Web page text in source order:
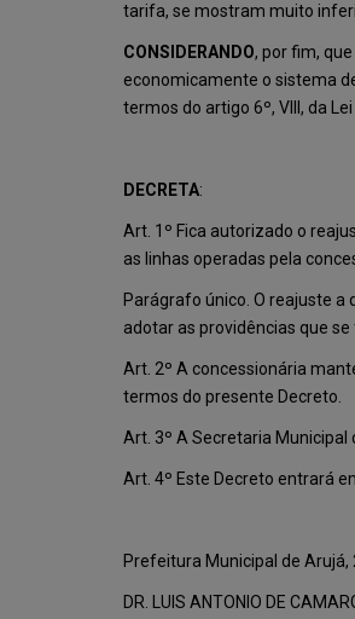
tarifa, se mostram muito
CONSIDERANDO, por fim,
economicamente o sistema
termos do artigo 6º, VIII, da
DECRETA:
Art. 1º Fica autorizado o
as linhas operadas pela
Parágrafo único. O reajuste a
adotar as providências que
Art. 2º A concessionária
termos do presente Decreto.
Art. 3º A Secretaria
Art. 4º Este Decreto entrará
Prefeitura Municipal de Arujá,
DR. LUIS ANTONIO DE